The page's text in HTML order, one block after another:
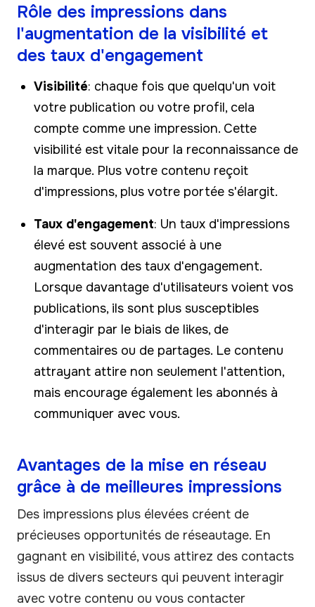
Rôle des impressions dans
l'augmentation de la visibilité et
des taux d'engagement
Visibilité: chaque fois que quelqu'un voit
votre publication ou votre profil, cela
compte comme une impression. Cette
visibilité est vitale pour la reconnaissance de
la marque. Plus votre contenu reçoit
d'impressions, plus votre portée s'élargit.
Taux d'engagement: Un taux d'impressions
élevé est souvent associé à une
augmentation des taux d'engagement.
Lorsque davantage d'utilisateurs voient vos
publications, ils sont plus susceptibles
d'interagir par le biais de likes, de
commentaires ou de partages. Le contenu
attrayant attire non seulement l'attention,
mais encourage également les abonnés à
communiquer avec vous.
Avantages de la mise en réseau
grâce à de meilleures impressions
Des impressions plus élevées créent de
précieuses opportunités de réseautage. En
gagnant en visibilité, vous attirez des contacts
issus de divers secteurs qui peuvent interagir
avec votre contenu ou vous contacter